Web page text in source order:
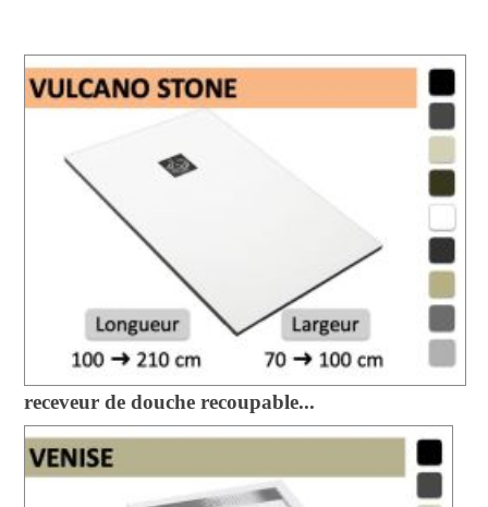
receveur de douche recoupable...